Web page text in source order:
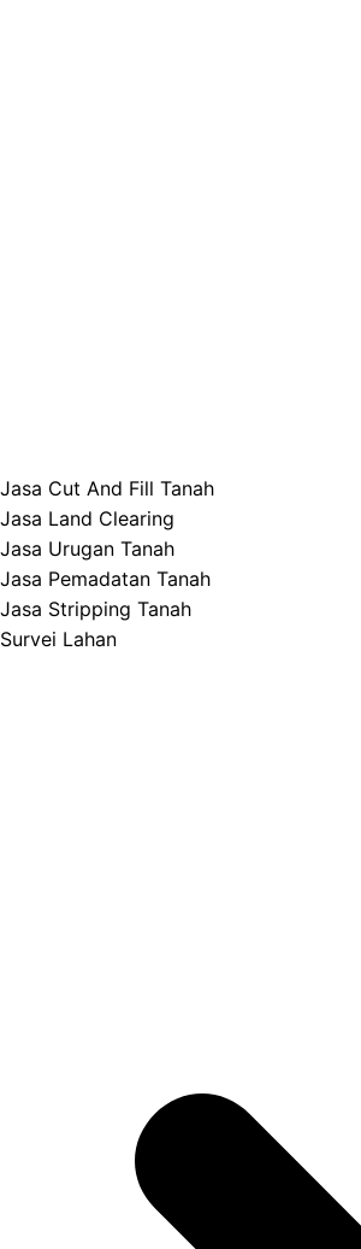
Jasa Cut And Fill Tanah
Jasa Land Clearing
Jasa Urugan Tanah
Jasa Pemadatan Tanah
Jasa Stripping Tanah
Survei Lahan